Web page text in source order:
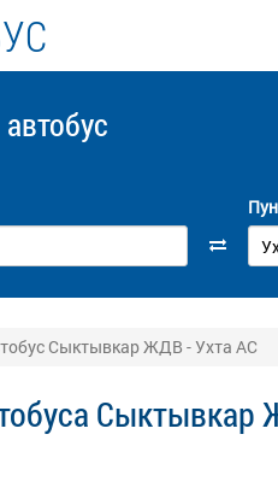
Сыктывкар ЖДВ - Ухта АС
Сыктывкар